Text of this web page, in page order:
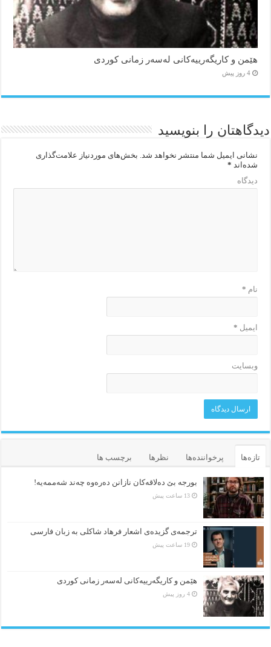
هێمن و كاریگەرییەكانی لەسەر زمانی كوردی
4 روز پیش
دیدگاهتان را بنویسید
نشانی ایمیل شما منتشر نخواهد شد. بخش‌های موردنیاز علامت‌گذاری
شده‌اند *
دیدگاه
نام *
ایمیل *
وبسایت
تازه‌ها پرخواننده‌ها نظرها برچسب ها
بورجە بێ دەلاقەکان نازانن دەرەوە چەند شەممەیە!
13 ساعت پیش
ترجمه‌ی گزیده‌‌ی اشعار فرهاد شاکلی به زبان فارسی
19 ساعت پیش
هێمن و كاریگەرییەكانی لەسەر زمانی كوردی
4 روز پیش